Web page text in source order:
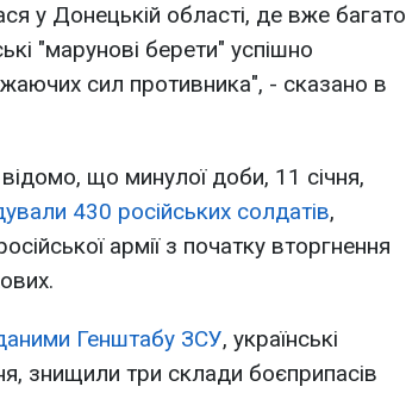
у Донецькій області, де вже багато
"марунові берети" успішно
сил противника", - сказано в
що минулої доби, 11 січня,
430 російських солдатів,
армії з початку вторгнення
Генштабу ЗСУ, українські
знищили три склади боєприпасів